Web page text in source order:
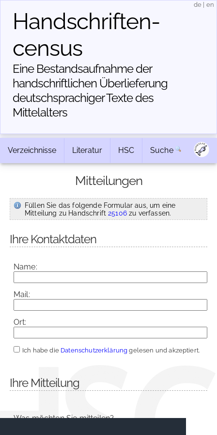
Handschriften­
census
Eine Bestandsaufnahme der
handschriftlichen Über­lieferung
deutschsprachiger Texte des
Mittelalters
de en
Verzeichnisse Literatur HSC Suche
Mitteilungen
Füllen Sie das folgende Formular aus, um eine
Mitteilung zu Handschrift25106zu verfassen.
Ihre Kontaktdaten
Name:
Mail:
Ort:
Ich habe die Datenschutzerklärung gelesen und akzeptiert.
Ihre Mitteilung
Was möchten Sie mitteilen?